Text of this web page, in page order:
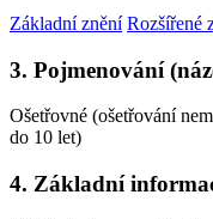
Základní znění Rozšířené
3. Pojmenování
Ošetřovné (ošetřování
do 10 let)
4. Základní